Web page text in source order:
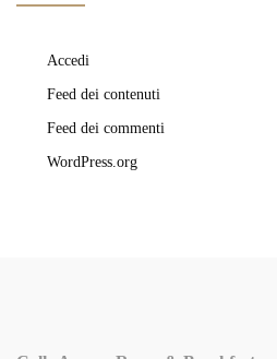
Accedi
Feed dei contenuti
Feed dei commenti
WordPress.org